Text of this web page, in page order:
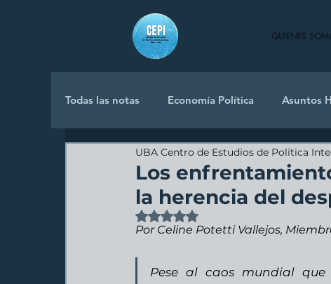
QUIENES
Todas las notas Economía Política Asuntos
Política Internacional
Los
la herencia del
UBA Centro de Estudios de Política
Obtuvo NaN de 5 estrellas.
Por Celine Potetti Vallejos,
Pese al caos mundial que